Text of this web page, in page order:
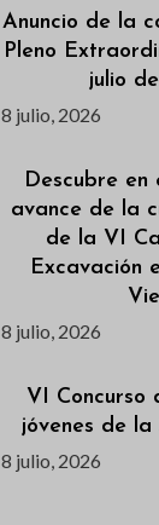
Anuncio de la
Pleno
julio
8 julio, 2026
Descubre en
avance de la
de la VI
Excavación
8 julio, 2026
VI Concurso
jóvenes de
8 julio, 2026